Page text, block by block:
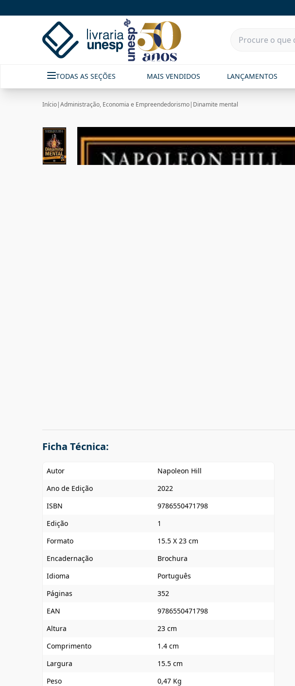
TODAS AS SEÇÕES MAIS VENDIDOS LANÇAMENTOS
Início|Administração, Economia e Empreendedorismo| Dinamite mental
Ficha Técnica:
Autor
Napoleon Hill
Ano de Edição
2022
ISBN
9786550471798
Edição
1
Formato
15.5 X 23 cm
Encadernação
Brochura
Idioma
Português
Páginas
352
EAN
9786550471798
Altura
23 cm
Comprimento
1.4 cm
Largura
15.5 cm
Peso
0,47 Kg